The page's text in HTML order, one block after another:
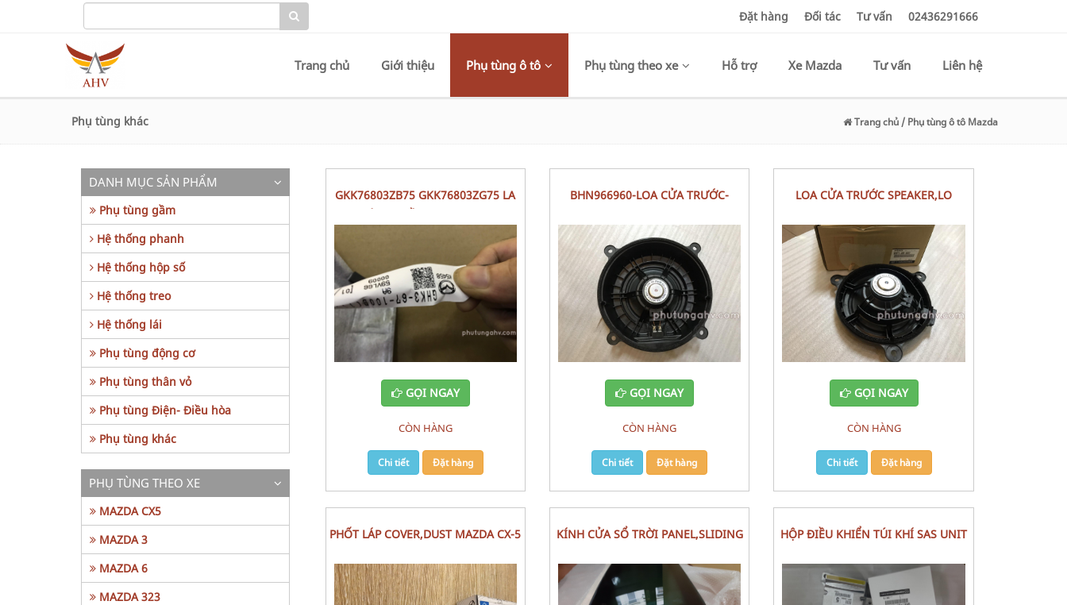
Đặt hàng Đối tác Tư vấn 02436291666
Trang chủ Giới thiệu Phụ tùng ô tô Phụ tùng theo xe Hỗ trợ Xe Mazda Tư vấn Liên hệ
Phụ tùng khác Trang chủ / Phụ tùng ô tô Mazda
DANH MỤC SẢN PHẨM
Phụ tùng gầm
Hệ thống phanh
Hệ thống hộp số
Hệ thống treo
Hệ thống lái
Phụ tùng động cơ
Phụ tùng thân vỏ
Phụ tùng Điện- Điều hòa
Phụ tùng khác
PHỤ TÙNG THEO XE
MAZDA CX5
MAZDA 3
MAZDA 6
MAZDA 323
GKK76803ZB75 GKK76803ZG75 LA
GỌI NGAY
CÒN HÀNG
Chi tiết Đặt hàng
BHN966960-LOA CỬA TRƯỚC-
GỌI NGAY
CÒN HÀNG
Chi tiết Đặt hàng
LOA CỬA TRƯỚC SPEAKER,LO
GỌI NGAY
CÒN HÀNG
Chi tiết Đặt hàng
PHỐT LÁP COVER,DUST MAZDA CX-5
KÍNH CỬA SỔ TRỜI PANEL,SLIDING
HỘP ĐIỀU KHIỂN TÚI KHÍ SAS UNIT